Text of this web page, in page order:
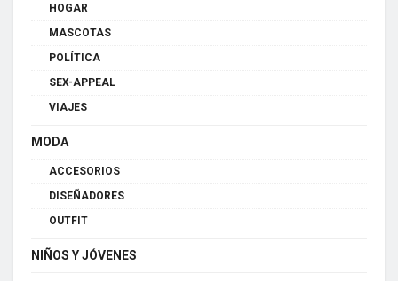
HOGAR
MASCOTAS
POLÍTICA
SEX-APPEAL
VIAJES
MODA
ACCESORIOS
DISEÑADORES
OUTFIT
NIÑOS Y JÓVENES